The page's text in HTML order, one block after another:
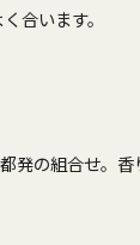
合います。
発の組合せ。香